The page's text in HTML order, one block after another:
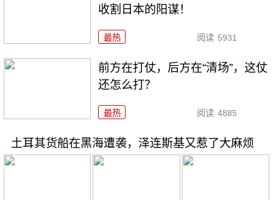
收割日本的阳谋！
最热 阅读 5931
前方在打仗，后方在“清场”，这仗
还怎么打？
最热 阅读 4885
土耳其货船在黑海遭袭，泽连斯基又惹了大麻烦